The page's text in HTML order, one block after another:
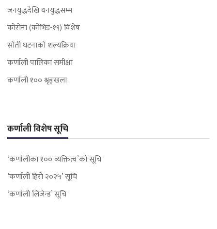
जनयुद्धदेखि धनयुद्धसम्म
कोरोना (कोभिड-१९) विशेष
सोती घटनाको शल्यक्रिया
कर्णाली पालिका समीक्षा
कर्णाली १०० श्रृङ्खला
कर्णाली विशेष सूचि
‘कर्णालीका १०० व्यक्तित्व’को सूचि
‘कर्णाली हिरो २०२५’ सूचि
‘कर्णाली लिजेन्ड’ सूचि